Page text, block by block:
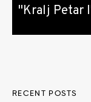
"Kralj Petar
RECENT POSTS